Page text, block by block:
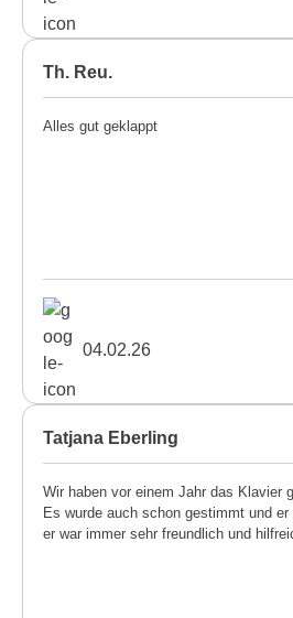
Th. Reu.
Alles gut geklappt
04.02.26
Tatjana Eberling
Wir haben vor einem Jahr das Klavier
Es wurde auch schon gestimmt und er
er war immer sehr freundlich und